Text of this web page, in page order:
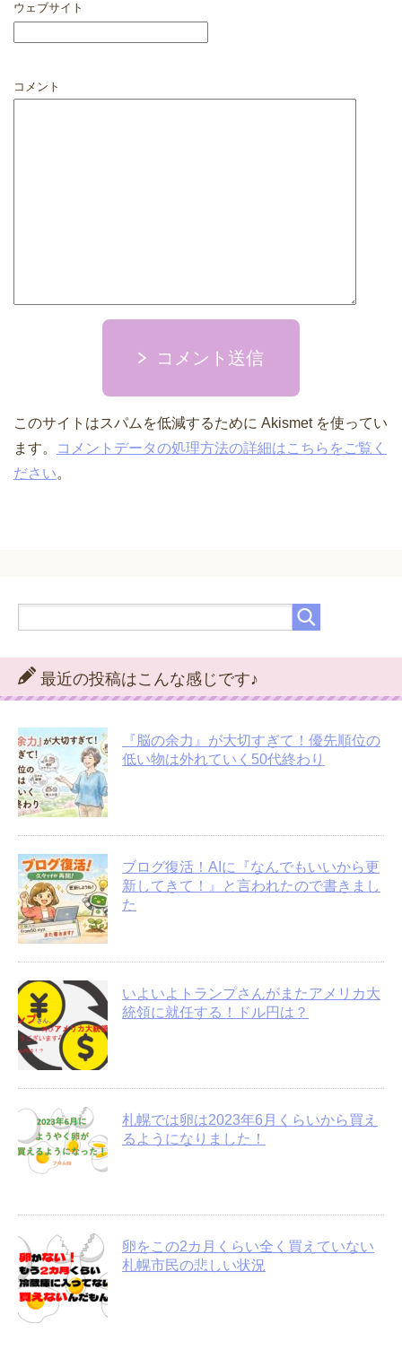
ウェブサイト
コメント
コメント送信
このサイトはスパムを低減するために Akismet を使ってい
ます。
コメントデータの処理方法の詳細はこちらをご覧く
ださい。
最近の投稿はこんな感じです♪
『脳の余力』が大切すぎて！優先順位の
低い物は外れていく50代終わり
ブログ復活！AIに『なんでもいいから更
新してきて！』と言われたので書きまし
た
いよいよトランプさんがまたアメリカ大
統領に就任する！ドル円は？
札幌では卵は2023年6月くらいから買え
るようになりました！
卵をこの2カ月くらい全く買えていない
札幌市民の悲しい状況